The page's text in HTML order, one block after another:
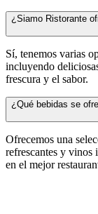
¿Siamo Ristorante
Sí, tenemos varias
incluyendo
frescura y el sabor.
¿Qué bebidas se
Ofrecemos una
refrescantes y vinos
en el mejor